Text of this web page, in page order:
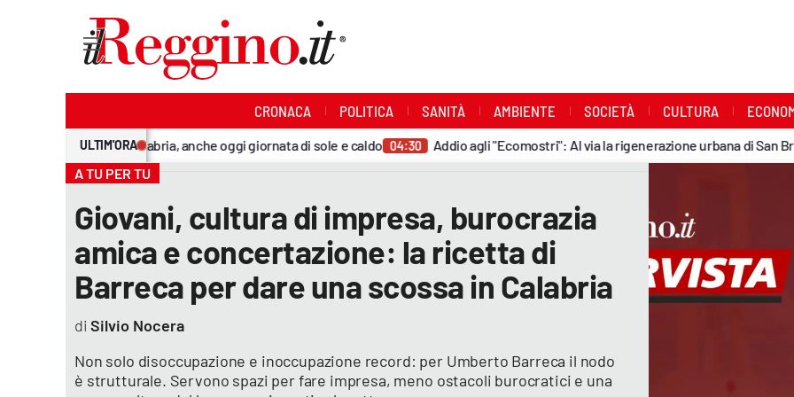
Economia e lavoro
CRONACA POLITICA SANITÀ AMBIENTE SOCIETÀ CULTURA
Reggio Calabria, anche oggi giornata di sole e caldo- 04:30 Addio agli "Ecomostri": Al via la rigenerazione urbana di San Brunello
A TU PER TU
Giovani, cultura di impresa, burocrazia
amica e concertazione: la ricetta di
Barreca per dare una scossa in Calabria
Non solo disoccupazione e inoccupazione record: per Umberto Barreca il nodo
è strutturale. Servono spazi per fare impresa, meno ostacoli burocratici e una
Silvio Nocera